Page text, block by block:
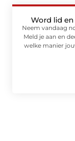
Word lid
Neem vandaag
Meld je aan en
welke manier